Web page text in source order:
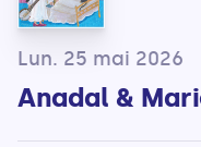
Lun. 25 mai 2026
Anadal &